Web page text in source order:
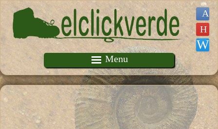
Pasar al contenido principal
Menu